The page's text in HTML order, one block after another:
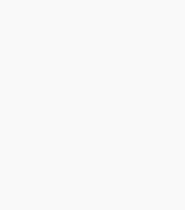
Feret, Błażej et al.]